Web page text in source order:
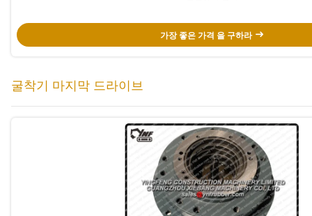
가장 좋은 가격 을 구하라
굴착기 마지막 드라이브